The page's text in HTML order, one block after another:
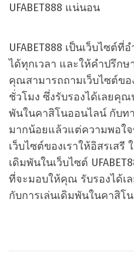
UFABET888 แน่นอน
UFABET888 เป็นเว็บไซต์
ได้ทุกเวลา และให้คำปรึกษ
คุณสามารถถามเว็บไซต์ขอ
ชั่วโมง ซึ่งรับรองได้เลยคุณ
พันในคาสิโนออนไลน์ กับท
มากน้อยแล้วแต่ความพอใ
เว็บไซต์ของเราให้อิสรเสรี
เดิมพันในเว็บไซต์
ที่จะมอบให้คุณ รับรองได้เ
กับการเล่นเดิมพันในคาสิโ